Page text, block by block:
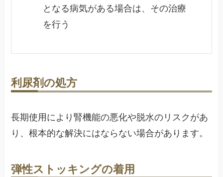
となる病気がある場合は、その治療
を行う
利尿剤の処方
長期使用により腎機能の悪化や脱水のリスクがあ
り、根本的な解決にはならない場合があります。
弾性ストッキングの着用